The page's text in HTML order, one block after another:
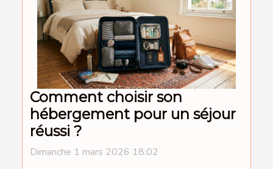
Comment choisir son
hébergement pour un séjour
réussi ?
Dimanche 1 mars 2026 18:02